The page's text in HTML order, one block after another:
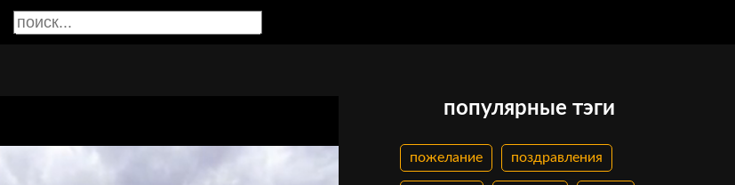
популярные тэги
пожелание поздравления